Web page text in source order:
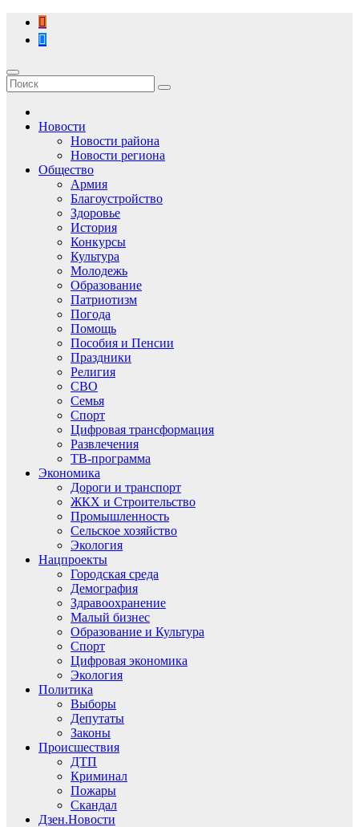
Перейти
содержимому
Новости
Новости района
Новости региона
Общество
Армия
Благоустройство
Здоровье
История
Конкурсы
Культура
Молодежь
Образование
Патриотизм
Погода
Помощь
Пособия и Пенсии
Праздники
Религия
СВО
Семья
Спорт
Цифровая трансформация
Развлечения
ТВ-программа
Экономика
Дороги и транспорт
ЖКХ и Строительство
Промышленность
Сельское хозяйство
Экология
Нацпроекты
Городская среда
Демография
Здравоохранение
Малый бизнес
Образование и Культура
Спорт
Цифровая экономика
Экология
Политика
Выборы
Депутаты
Законы
Происшествия
ДТП
Криминал
Пожары
Скандал
Дзен.Новости